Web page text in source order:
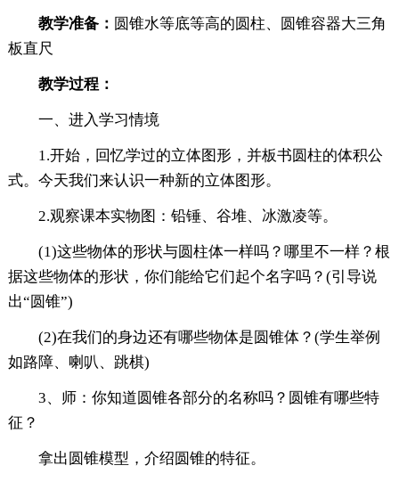
教学准备： 圆锥水等底等高的圆柱、圆锥容器大三角
板直尺
教学过程：
一、进入学习情境
1.开始，回忆学过的立体图形，并板书圆柱的体积公
式。今天我们来认识一种新的立体图形。
2.观察课本实物图：铅锤、谷堆、冰激凌等。
(1)这些物体的形状与圆柱体一样吗？哪里不一样？根
据这些物体的形状，你们能给它们起个名字吗？(引导说
出“圆锥”)
(2)在我们的身边还有哪些物体是圆锥体？(学生举例
如路障、喇叭、跳棋)
3、师：你知道圆锥各部分的名称吗？圆锥有哪些特
征？
拿出圆锥模型，介绍圆锥的特征。